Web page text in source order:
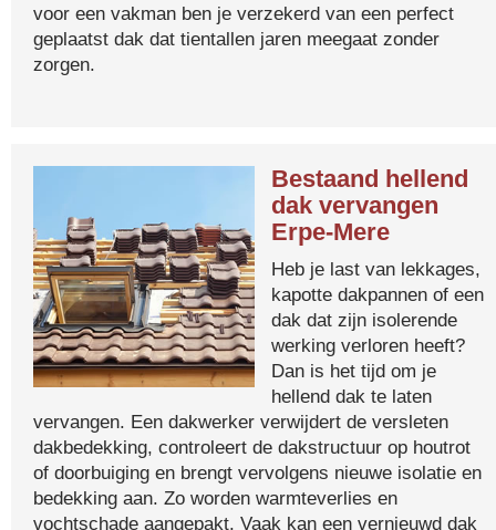
voor een vakman ben je verzekerd van een perfect
geplaatst dak dat tientallen jaren meegaat zonder
zorgen.
Bestaand hellend
dak vervangen
Erpe-Mere
Heb je last van lekkages,
kapotte dakpannen of een
dak dat zijn isolerende
werking verloren heeft?
Dan is het tijd om je
hellend dak te laten
vervangen. Een dakwerker verwijdert de versleten
dakbedekking, controleert de dakstructuur op houtrot
of doorbuiging en brengt vervolgens nieuwe isolatie en
bedekking aan. Zo worden warmteverlies en
vochtschade aangepakt. Vaak kan een vernieuwd dak